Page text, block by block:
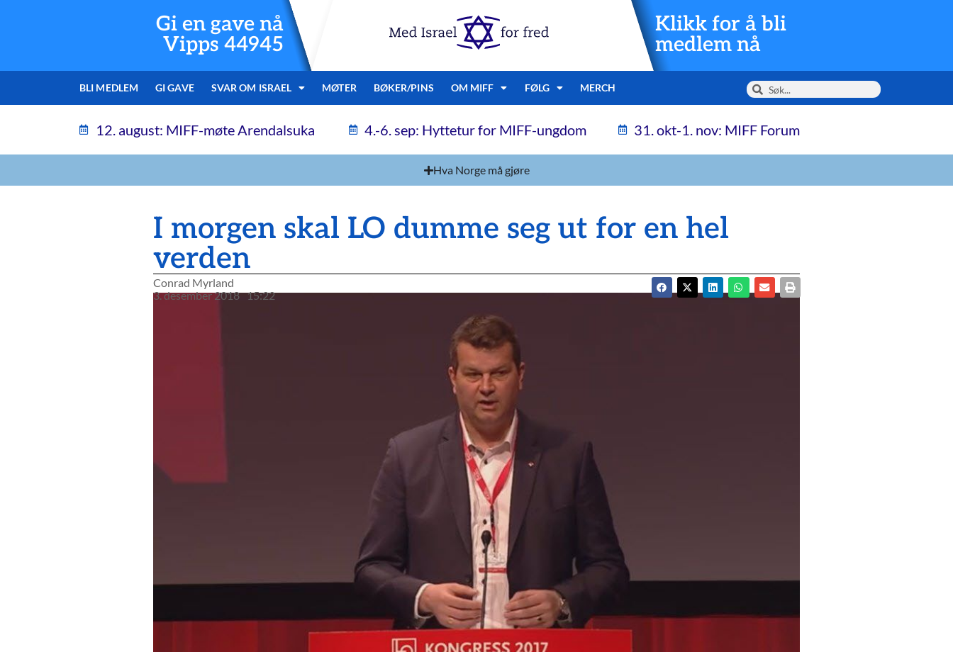
Gi en gave nå
Vipps 44945
Klikk for å bli
medlem nå
BLI MEDLEM GI GAVE SVAR OM ISRAEL MØTER BØKER/PINS OM MIFF FØLG MERCH
12. august: MIFF-møte Arendalsuka 4.-6. sep: Hyttetur for MIFF-ungdom 31. okt-1. nov: MIFF Forum
Hva Norge må gjøre
I morgen skal LO dumme seg ut for en hel
verden
Conrad Myrland
3. desember 2018 15:22